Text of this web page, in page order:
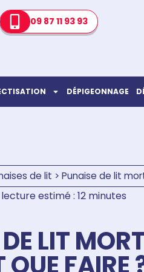
09 87 11 93 93
DÉPIGEONNAGE
de lit > Punaise de lit
estimé : 12 minutes
LIT